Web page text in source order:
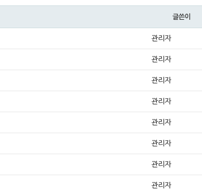
글쓴이
관리자
관리자
관리자
관리자
관리자
관리자
관리자
관리자